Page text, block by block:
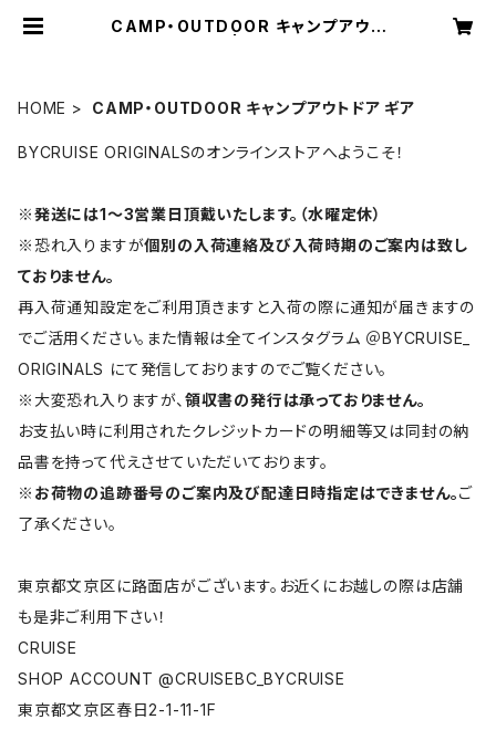
CAMP・OUTDOOR キャンプアウト
HOME CAMP・OUTDOOR キャンプアウトドア ギア
BYCRUISE ORIGINALSのオンラインストアへようこそ！
※発送には1〜3営業日頂戴いたします。（水曜定休）
※恐れ入りますが個別の入荷連絡及び入荷時期のご案内は致し
ておりません。
再入荷通知設定をご利用頂きますと入荷の際に通知が届きますの
でご活用ください。また情報は全てインスタグラム ＠BYCRUISE_
ORIGINALS にて発信しておりますのでご覧ください。
※大変恐れ入りますが、 領収書の発行は承っておりません。
お支払い時に利用されたクレジットカードの明細等又は同封の納
品書を持って代えさせていただいております。
※ お荷物の追跡番号のご案内及び配達日時指定はできません。ご
了承ください。
東京都文京区に路面店がございます。お近くにお越しの際は店舗
も是非ご利用下さい！
CRUISE
SHOP ACCOUNT @CRUISEBC_BYCRUISE
東京都文京区春日2-1-11-1F